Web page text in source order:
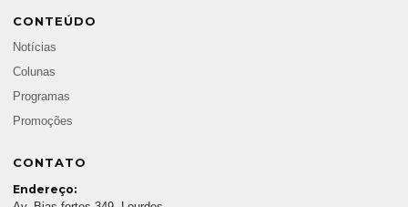
CONTEÚDO
Notícias
Colunas
Programas
Promoções
CONTATO
Endereço: